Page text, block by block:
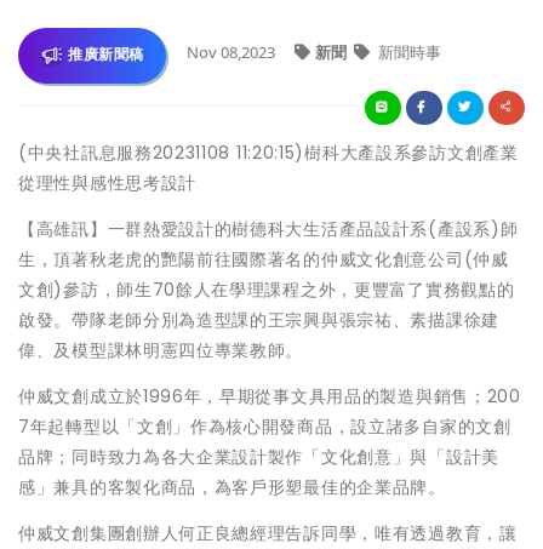
推廣新聞稿 Nov 08,2023 新聞 新聞時事
(中央社訊息服務20231108 11:20:15)樹科大產設系參訪文創產業
從理性與感性思考設計
【高雄訊】一群熱愛設計的樹德科大生活產品設計系(產設系)師
生，頂著秋老虎的艷陽前往國際著名的仲威文化創意公司(仲威
文創)參訪，師生70餘人在學理課程之外，更豐富了實務觀點的
啟發。帶隊老師分別為造型課的王宗興與張宗祐、素描課徐建
偉、及模型課林明憲四位專業教師。
仲威文創成立於1996年，早期從事文具用品的製造與銷售；200
7年起轉型以「文創」作為核心開發商品，設立諸多自家的文創
品牌；同時致力為各大企業設計製作「文化創意」與「設計美
感」兼具的客製化商品，為客戶形塑最佳的企業品牌。
仲威文創集團創辦人何正良總經理告訴同學，唯有透過教育，讓